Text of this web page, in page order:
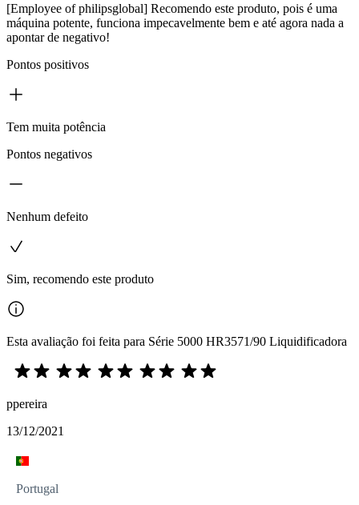
[Employee of philipsglobal] Recomendo este produto, pois é uma
máquina potente, funciona impecavelmente bem e até agora nada a
apontar de negativo!
Pontos positivos
Tem muita potência
Pontos negativos
Nenhum defeito
Sim, recomendo este produto
Esta avaliação foi feita para Série 5000 HR3571/90 Liquidificadora
ppereira
13/12/2021
Portugal